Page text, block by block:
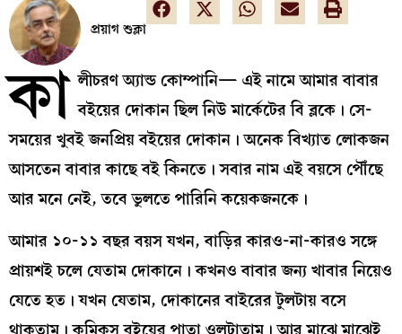
প্রয়াগ শুক্লা
কা লীচরণ অ্যান্ড কোম্পানি— এই নামে আমার বাবার
বইয়ের দোকান ছিল নিউ মার্কেটের বি ব্লকে। সে-
সময়ের খুবই জনপ্রিয় বইয়ের দোকান। অনেক বিখ্যাত লোকজন
আসতেন বাবার কাছে বই কিনতে। সবার নাম এই বয়সে পৌঁছে
আর মনে নেই, তবে ভুলতে পারিনি কয়েকজনকে।
আমার ১০-১১ বছর বয়স যখন, বাড়ির কারও-না-কারও সঙ্গে
প্রায়শই চলে যেতাম দোকানে। কখনও বাবার জন্য খাবার নিয়েও
যেতে হত। যখন যেতাম, দোকানের বাইরের টুলটায় বসে